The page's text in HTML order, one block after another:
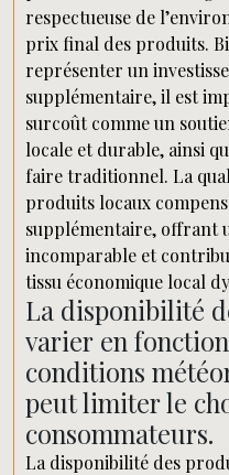
respectueuse de
prix final des produits.
représenter un
supplémentaire, il est
surcoût comme un
locale et durable, ainsi
faire traditionnel. La
produits locaux
supplémentaire, offrant
incomparable et
tissu économique local
La disponibilité
varier en
conditions
peut limiter le
consommateurs.
La disponibilité des